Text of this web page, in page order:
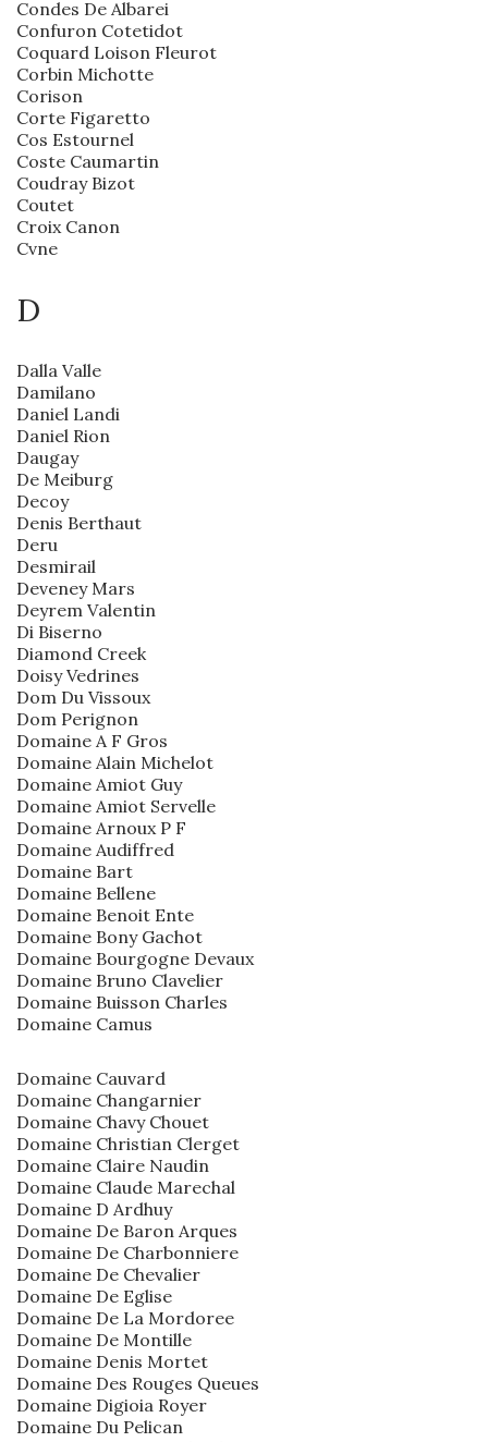
Condes De Albarei
Confuron Cotetidot
Coquard Loison Fleurot
Corbin Michotte
Corison
Corte Figaretto
Cos Estournel
Coste Caumartin
Coudray Bizot
Coutet
Croix Canon
Cvne
D
Dalla Valle
Damilano
Daniel Landi
Daniel Rion
Daugay
De Meiburg
Decoy
Denis Berthaut
Deru
Desmirail
Deveney Mars
Deyrem Valentin
Di Biserno
Diamond Creek
Doisy Vedrines
Dom Du Vissoux
Dom Perignon
Domaine A F Gros
Domaine Alain Michelot
Domaine Amiot Guy
Domaine Amiot Servelle
Domaine Arnoux P F
Domaine Audiffred
Domaine Bart
Domaine Bellene
Domaine Benoit Ente
Domaine Bony Gachot
Domaine Bourgogne Devaux
Domaine Bruno Clavelier
Domaine Buisson Charles
Domaine Camus
Domaine Cauvard
Domaine Changarnier
Domaine Chavy Chouet
Domaine Christian Clerget
Domaine Claire Naudin
Domaine Claude Marechal
Domaine D Ardhuy
Domaine De Baron Arques
Domaine De Charbonniere
Domaine De Chevalier
Domaine De Eglise
Domaine De La Mordoree
Domaine De Montille
Domaine Denis Mortet
Domaine Des Rouges Queues
Domaine Digioia Royer
Domaine Du Pelican